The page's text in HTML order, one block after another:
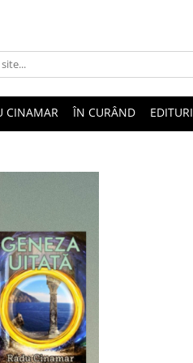
CINAMAR ÎN CURÂND EDITURI